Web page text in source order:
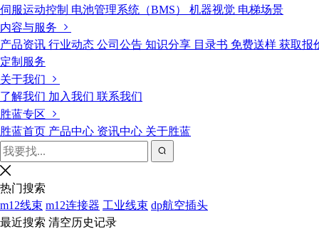
伺服运动控制 电池管理系统（BMS） 机器视觉 电梯场景
内容与服务
产品资讯 行业动态 公司公告 知识分享 目录书 免费送样 获取报
定制服务
关于我们
了解我们 加入我们 联系我们
胜蓝专区
胜蓝首页 产品中心 资讯中心 关于胜蓝
热门搜索
m12线束 m12连接器 工业线束 dp航空插头
最近搜索 清空历史记录